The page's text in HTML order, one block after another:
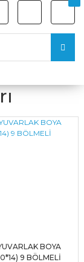
BOYA
9 BÖLMELİ